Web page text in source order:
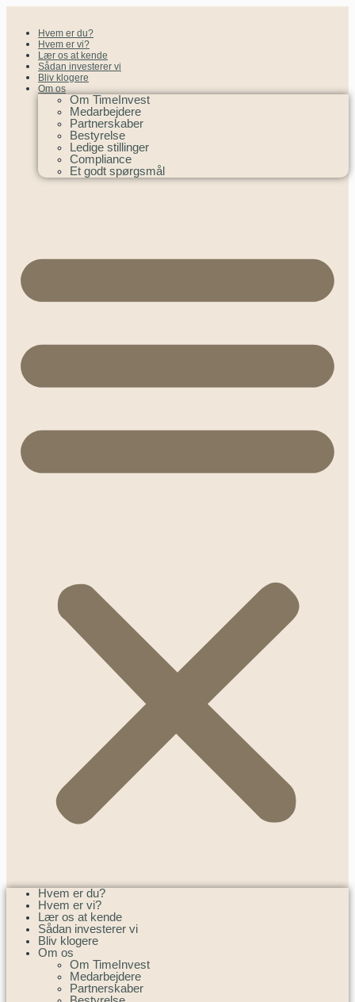
Hvem er du?
Hvem er vi?
Lær os at kende
Sådan investerer vi
Bliv klogere
Om os
Om TimeInvest
Medarbejdere
Partnerskaber
Bestyrelse
Ledige stillinger
Compliance
Et godt spørgsmål
Hvem er du?
Hvem er vi?
Lær os at kende
Sådan investerer vi
Bliv klogere
Om os
Om TimeInvest
Medarbejdere
Partnerskaber